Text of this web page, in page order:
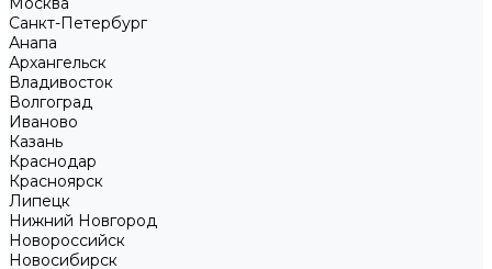
Санкт-Петербург
Анапа
Архангельск
Владивосток
Волгоград
Иваново
Казань
Краснодар
Красноярск
Липецк
Нижний Новгород
Новороссийск
Новосибирск